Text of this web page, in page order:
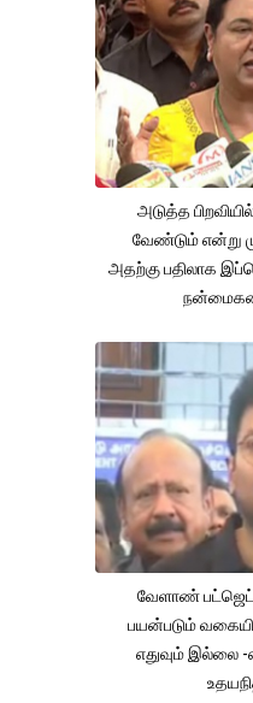
அடுத்த
வேண்டும் என்று
அதற்கு பதிலாக
வேளாண்
பயன்படும்
எதுவும் இல்லை